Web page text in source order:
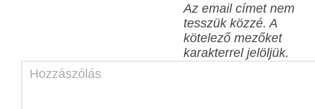
Az email címet nem
tesszük közzé. A
kötelező mezőket
karakterrel jelöljük.
Hozzászólás